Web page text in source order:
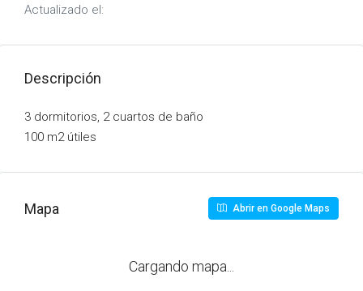
Actualizado el:
Descripción
3 dormitorios, 2 cuartos de baño
100 m2 útiles
Mapa Abrir en Google Maps
Cargando mapa...